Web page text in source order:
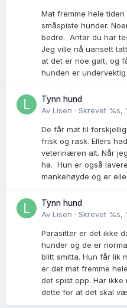
Mat fremme hele
småspiste hunder.
bedre. Antar du har
Jeg ville nå uansett
at det er noe galt, og
hunden er
Tynn hund
Av Lisen · Skrevet %s,
De får mat til
frisk og rask. Ellers
veterinæren alt. Når
ha. Hun er også
mankehøyde og er
Tynn hund
Av Lisen · Skrevet %s,
Parasitter er det ikke
hunder og de er
blitt smitta. Hun får lik
er det mat fremme
det spist opp. Har
dette for at det skal